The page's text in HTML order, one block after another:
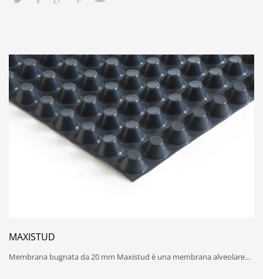
MAXISTUD
Membrana bugnata da 20 mm Maxistud è una membrana alveolare…